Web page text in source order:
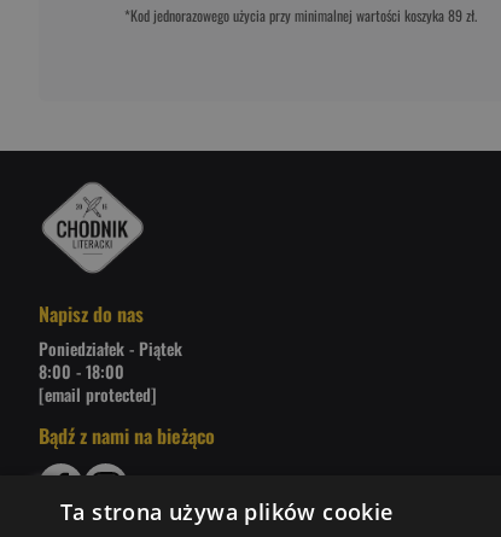
*Kod jednorazowego użycia przy minimalnej wartości koszyka 89 zł.
Napisz do nas
Poniedziałek - Piątek
8:00 - 18:00
[email protected]
Bądź z nami na bieżąco
Ta strona używa plików cookie